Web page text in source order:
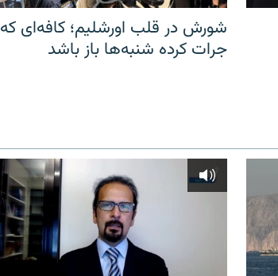
شورش در قلب اورشلیم؛ کافه‌ای که
جرات کرده شنبه‌ها باز باشد